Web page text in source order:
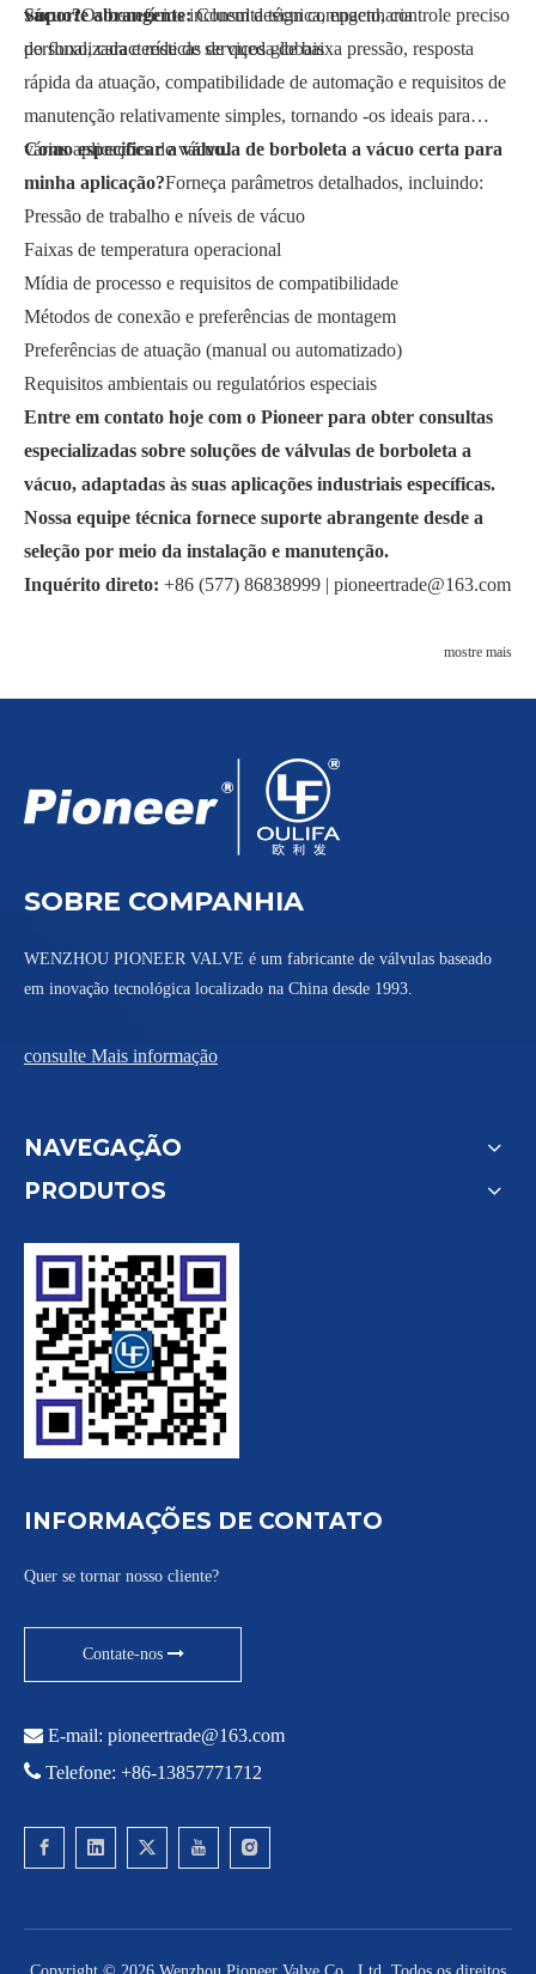
Suporte abrangente:Consulta técnica, engenharia
personalizada e rede de serviços globais
vácuo?Os benefícios incluem design compacto, controle preciso
do fluxo, características de queda de baixa pressão, resposta
rápida da atuação, compatibilidade de automação e requisitos de
manutenção relativamente simples, tornando -os ideais para
várias aplicações de vácuo.
Como especificar a válvula de borboleta a vácuo certa para
minha aplicação?Forneça parâmetros detalhados, incluindo:
Pressão de trabalho e níveis de vácuo
Faixas de temperatura operacional
Mídia de processo e requisitos de compatibilidade
Métodos de conexão e preferências de montagem
Preferências de atuação (manual ou automatizado)
Requisitos ambientais ou regulatórios especiais
Entre em contato hoje com o Pioneer para obter consultas
especializadas sobre soluções de válvulas de borboleta a
vácuo, adaptadas às suas aplicações industriais específicas.
Nossa equipe técnica fornece suporte abrangente desde a
seleção por meio da instalação e manutenção.
Inquérito direto: +86 (577) 86838999 | pioneertrade@163.com
mostre mais
SOBRE COMPANHIA
WENZHOU PIONEER VALVE é um fabricante de válvulas baseado
em inovação tecnológica localizado na China desde 1993.
consulte Mais informação
NAVEGAÇÃO
PRODUTOS
INFORMAÇÕES DE CONTATO
Quer se tornar nosso cliente?
Contate-nos
 E-mail: pioneertrade@163.com
 Telefone: +86-13857771712